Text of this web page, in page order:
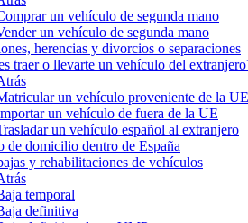
un vehículo de segunda mano
un vehículo de segunda mano
herencias y divorcios o separaciones
traer o llevarte un vehículo del
un vehículo proveniente de la UE
un vehículo de fuera de la UE
un vehículo español al extranjero
de domicilio dentro de España
y rehabilitaciones de vehículos
temporal
definitiva